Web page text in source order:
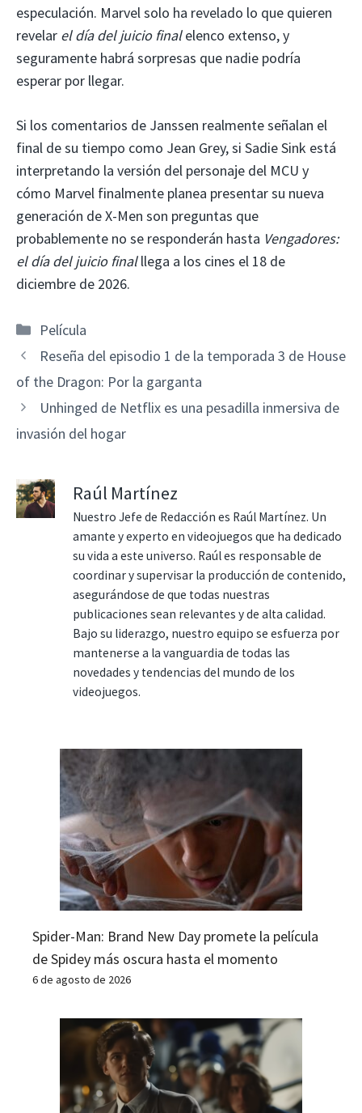
especulación. Marvel solo ha revelado lo que quieren
revelar el día del juicio finalelenco extenso, y
seguramente habrá sorpresas que nadie podría
esperar por llegar.
Si los comentarios de Janssen realmente señalan el
final de su tiempo como Jean Grey, si Sadie Sink está
interpretando la versión del personaje del MCU y
cómo Marvel finalmente planea presentar su nueva
generación de X-Men son preguntas que
probablemente no se responderán hasta Vengadores:
el día del juicio finalllega a los cines el 18 de
diciembre de 2026.
Categorías
Película
Reseña del episodio 1 de la temporada 3 de House
of the Dragon: Por la garganta
Unhinged de Netflix es una pesadilla inmersiva de
invasión del hogar
Raúl Martínez
Nuestro Jefe de Redacción es Raúl Martínez. Un
amante y experto en videojuegos que ha dedicado
su vida a este universo. Raúl es responsable de
coordinar y supervisar la producción de contenido,
asegurándose de que todas nuestras
publicaciones sean relevantes y de alta calidad.
Bajo su liderazgo, nuestro equipo se esfuerza por
mantenerse a la vanguardia de todas las
novedades y tendencias del mundo de los
videojuegos.
Spider-Man: Brand New Day promete la película
de Spidey más oscura hasta el momento
6 de agosto de 2026